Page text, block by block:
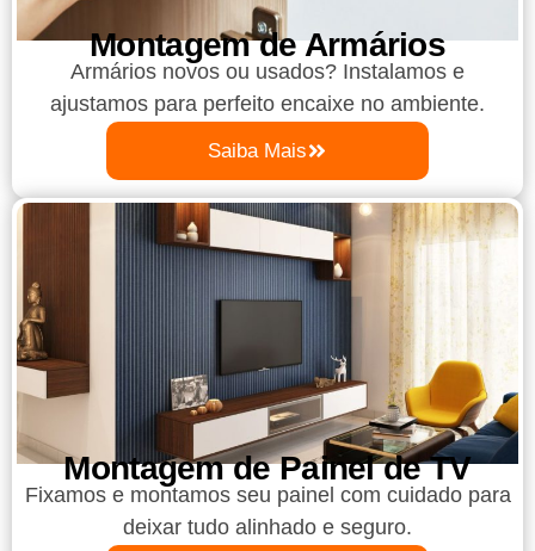
Montagem de Armários
Armários novos ou usados? Instalamos e
ajustamos para perfeito encaixe no ambiente.
Saiba Mais
Montagem de Painel de TV
Fixamos e montamos seu painel com cuidado para
deixar tudo alinhado e seguro.